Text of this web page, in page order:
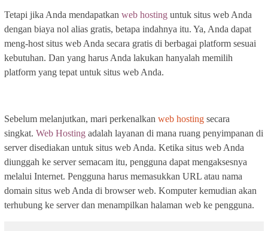
Tetapi jika Anda mendapatkan web hosting untuk situs web Anda
dengan biaya nol alias gratis, betapa indahnya itu. Ya, Anda dapat
meng-host situs web Anda secara gratis di berbagai platform sesuai
kebutuhan. Dan yang harus Anda lakukan hanyalah memilih
platform yang tepat untuk situs web Anda.
Sebelum melanjutkan, mari perkenalkan web hosting secara
singkat. Web Hosting adalah layanan di mana ruang penyimpanan di
server disediakan untuk situs web Anda. Ketika situs web Anda
diunggah ke server semacam itu, pengguna dapat mengaksesnya
melalui Internet. Pengguna harus memasukkan URL atau nama
domain situs web Anda di browser web. Komputer kemudian akan
terhubung ke server dan menampilkan halaman web ke pengguna.